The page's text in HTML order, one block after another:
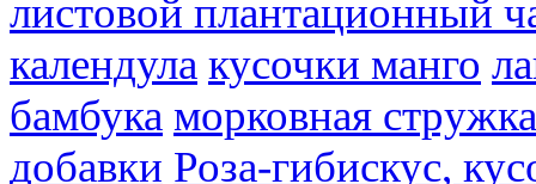
листовой плантационный
календула кусочки манго
бамбука морковная стружка
добавки Роза-гибискус,